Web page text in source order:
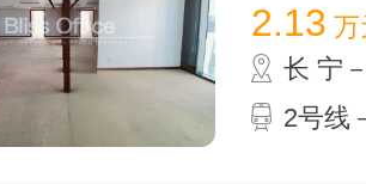
2.13 万
长 宁
2号线